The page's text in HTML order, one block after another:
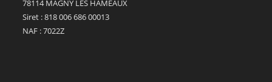
78114 MAGNY LES HAMEAUX
Siret : 818 006 686 00013
NAF : 7022Z